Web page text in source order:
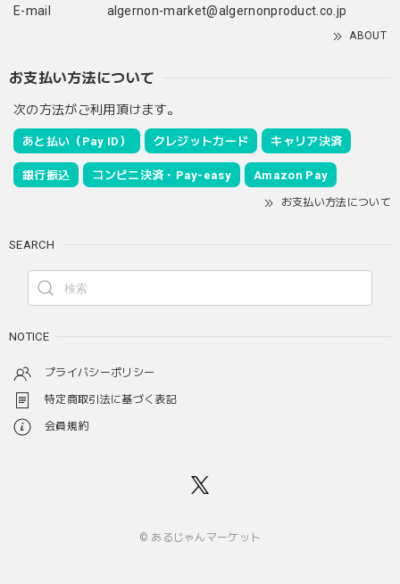
E-mail
algernon-market@algernonproduct.co.jp
ABOUT
お支払い方法について
次の方法がご利用頂けます。
あと払い（Pay ID） クレジットカード キャリア決済
銀行振込 コンビニ決済・Pay-easy Amazon Pay
お支払い方法について
SEARCH
NOTICE
プライバシーポリシー
特定商取引法に基づく表記
会員規約
© あるじゃんマーケット